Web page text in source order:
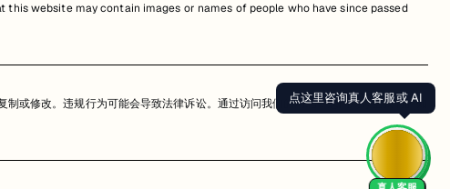
website may contain images or names of people who have since passed
或修改。违规行为可能会导致法律诉讼。通过访问我们的网站，您同意尊重我们的知
点这里咨询真人客服或 AI